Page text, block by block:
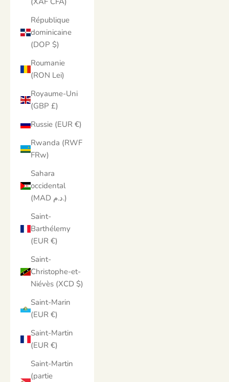
République
dominicaine
(DOP $)
Roumanie
(RON Lei)
Royaume-Uni
(GBP £)
Russie (EUR €)
Rwanda (RWF
FRw)
Sahara
occidental
(MAD د.م.)
Saint-
Barthélemy
(EUR €)
Saint-
Christophe-et-
Niévès (XCD $)
Saint-Marin
(EUR €)
Saint-Martin
(EUR €)
Saint-Martin
(partie